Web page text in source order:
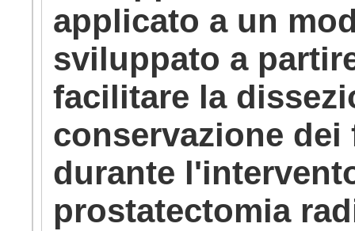
applicato a un
sviluppato a
facilitare la
conservazione
durante
prostatectomia